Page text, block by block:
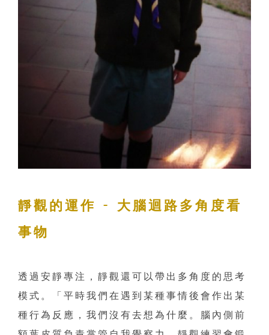
靜觀的運作 - 大腦迴路多角度看
事物
透過安靜專注，靜觀還可以帶出多角度的思考
模式。「平時我們在遇到某種事情後會作出某
種行為反應，我們沒有去想為什麼。腦內側前